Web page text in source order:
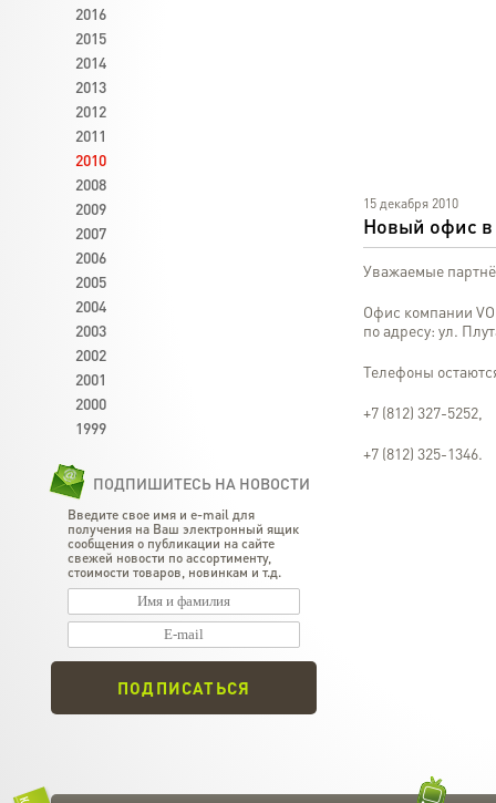
15 декабря 2010
Новый офис в
Уважаемые
Офис компании
по адресу: ул.
Телефоны
+7 (812) 327-5252,
+7 (812) 325-1346.
2016
2015
2014
2013
2012
2011
2010
2008
2009
2007
2006
2005
2004
2003
2002
2001
2000
1999
ПОДПИШИТЕСЬ НА НОВОСТИ
Введите свое имя и e-mail для
получения на Ваш электронный ящик
сообщения о публикации на сайте
свежей новости по ассортименту,
стоимости товаров, новинкам и т.д.
ПОДПИСАТЬСЯ